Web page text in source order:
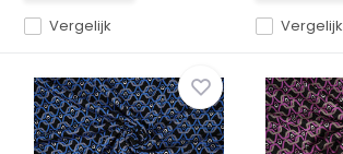
Vergelijk Vergelijk